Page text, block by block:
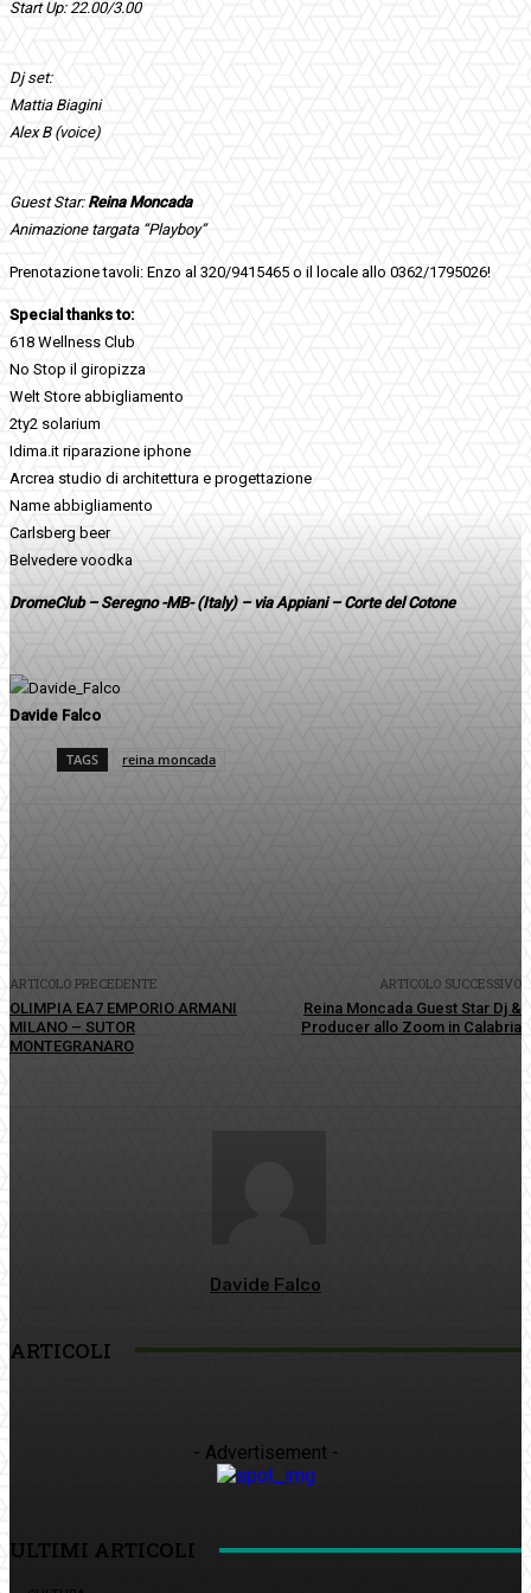
Start Up: 22.00/3.00
Dj set:
Mattia Biagini
Alex B (voice)
Guest Star: Reina Moncada
Animazione targata “Playboy”
Prenotazione tavoli: Enzo al 320/9415465 o il locale allo 0362/1795026!
Special thanks to:
618 Wellness Club
No Stop il giropizza
Welt Store abbigliamento
2ty2 solarium
Idima.it riparazione iphone
Arcrea studio di architettura e progettazione
Name abbigliamento
Carlsberg beer
Belvedere voodka
DromeClub – Seregno -MB- (Italy) – via Appiani – Corte del Cotone
Davide Falco
TAGS reina moncada
ARTICOLO PRECEDENTE
OLIMPIA EA7 EMPORIO ARMANI
MILANO – SUTOR
MONTEGRANARO
ARTICOLO SUCCESSIVO
Reina Moncada Guest Star Dj &
Producer allo Zoom in Calabria
Davide Falco
ARTICOLI
- Advertisement -
ULTIMI ARTICOLI